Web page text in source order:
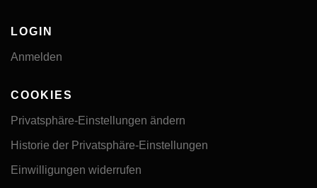
LOGIN
Anmelden
COOKIES
Privatsphäre-Einstellungen ändern
Historie der Privatsphäre-Einstellungen
Einwilligungen widerrufen